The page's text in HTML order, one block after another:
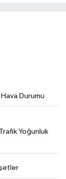
Hava Durumu
Yoğunluk